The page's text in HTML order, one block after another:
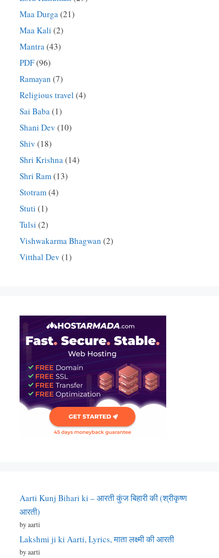
Maa Durga(21)
Maa Kali (2)
Mantra(43)
PDF(96)
Ramayan (7)
Religious travel (4)
Sai Baba(1)
Shani Dev (10)
Shiv (18)
Shri Krishna(14)
Shri Ram(13)
Stotram(4)
Stuti (1)
Tulsi (2)
Vishwakarma Bhagwan (2)
Vitthal Dev (1)
Aarti Kunj Bihari ki – आरती कुंज बिहारी की (श्रीकृष्ण
आरती)
by aarti
Lakshmi ji ki Aarti, Lyrics, माता लक्ष्मी की आरती
by aarti